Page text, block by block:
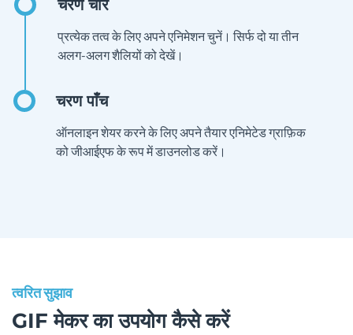
प्रत्येक तत्व के लिए अपने एनिमेशन चुनें। सिर्फ दो या तीन
अलग-अलग शैलियों को देखें।
ऑनलाइन शेयर करने के लिए अपने तैयार एनिमेटेड ग्राफ़िक
को जीआईएफ के रूप में डाउनलोड करें।
त्वरित सुझाव
GIF मेकर का उपयोग कैसे करें